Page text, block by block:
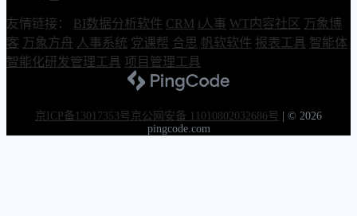
友情链接： BI数据分析软件 CRM i人事 WT内容社区 万象博
客 万象方舟 人事系统 党课帮 合思 帆软软件 报表工具 智能体
智能化研发管理工具 项目管理工具
京ICP备13017353号京公网安备 11010802032686号
© 2026
pingcode.com